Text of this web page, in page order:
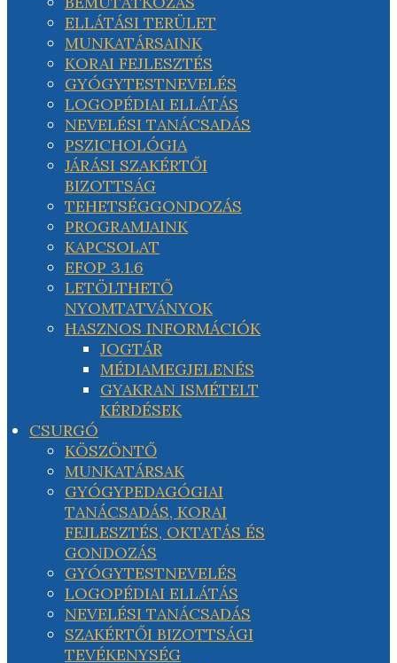
ELLÁTÁSI TERÜLET
MUNKATÁRSAINK
KORAI FEJLESZTÉS
GYÓGYTESTNEVELÉS
LOGOPÉDIAI ELLÁTÁS
NEVELÉSI TANÁCSADÁS
PSZICHOLÓGIA
JÁRÁSI SZAKÉRTŐI
BIZOTTSÁG
TEHETSÉGGONDOZÁS
PROGRAMJAINK
KAPCSOLAT
EFOP 3.1.6
LETÖLTHETŐ
NYOMTATVÁNYOK
HASZNOS INFORMÁCIÓK
JOGTÁR
MÉDIAMEGJELENÉS
GYAKRAN ISMÉTELT
KÉRDÉSEK
CSURGÓ
KÖSZÖNTŐ
MUNKATÁRSAK
GYÓGYPEDAGÓGIAI
TANÁCSADÁS, KORAI
FEJLESZTÉS, OKTATÁS ÉS
GONDOZÁS
GYÓGYTESTNEVELÉS
LOGOPÉDIAI ELLÁTÁS
NEVELÉSI TANÁCSADÁS
SZAKÉRTŐI BIZOTTSÁGI
TEVÉKENYSÉG